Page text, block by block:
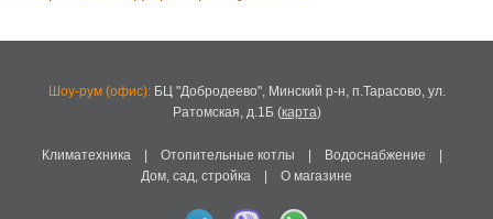
Шоу-рум (офис):БЦ "Добродеево", Минский р-н, п.Тарасово, ул.
Ратомская, д.1Б(карта)
Климатехника| Отопительные котлы Водоснабжение
Дом, сад, стройка
О магазине